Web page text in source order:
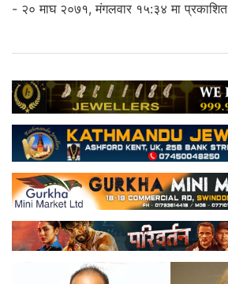
- २० माघ २०७१, मंगलवार १५:३४ मा प्रकाशित